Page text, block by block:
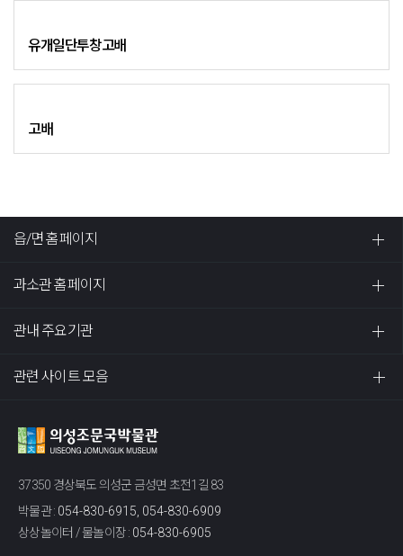
유개일단투창고배
고배
읍/면 홈페이지
과소관 홈페이지
관내 주요기관
관련 사이트 모음
37350 경상북도 의성군 금성면 초전1길 83
박물관 : 054-830-6915, 054-830-6909
상상놀이터 / 물놀이장 : 054-830-6905